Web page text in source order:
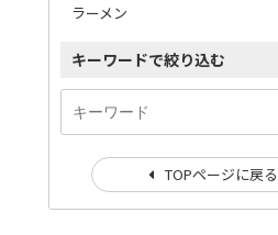
ラーメン
キーワードで絞り込む
TOPページに戻る